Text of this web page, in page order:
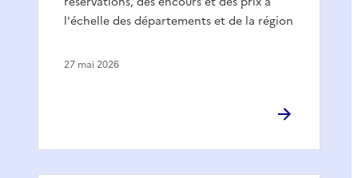
l'échelle des départements et de la région
27 mai 2026